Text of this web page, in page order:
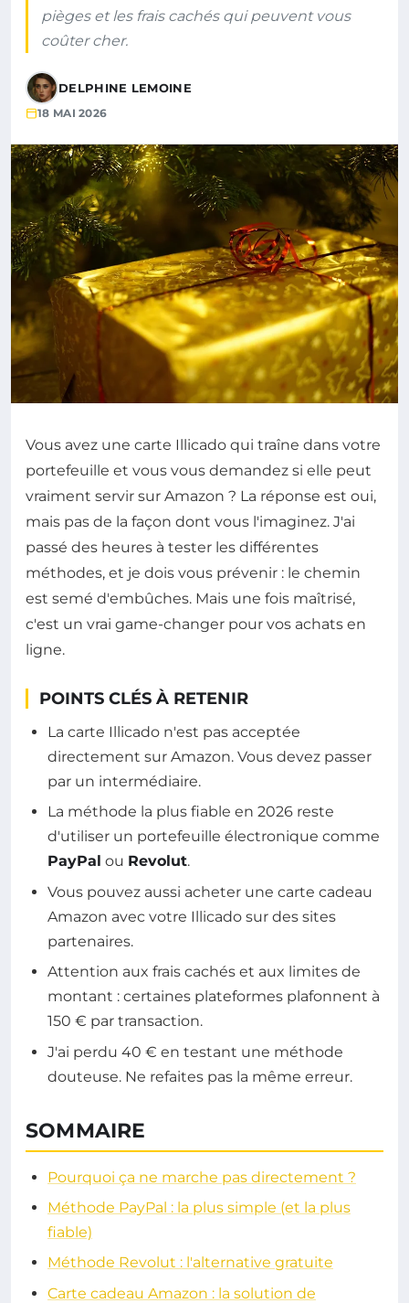
pièges et les frais cachés qui peuvent vous
coûter cher.
DELPHINE LEMOINE
18 MAI 2026
Vous avez une carte Illicado qui traîne dans votre
portefeuille et vous vous demandez si elle peut
vraiment servir sur Amazon ? La réponse est oui,
mais pas de la façon dont vous l'imaginez. J'ai
passé des heures à tester les différentes
méthodes, et je dois vous prévenir : le chemin
est semé d'embûches. Mais une fois maîtrisé,
c'est un vrai game-changer pour vos achats en
ligne.
POINTS CLÉS À RETENIR
La carte Illicado n'est pas acceptée
directement sur Amazon. Vous devez passer
par un intermédiaire.
La méthode la plus fiable en 2026 reste
d'utiliser un portefeuille électronique comme
PayPal ou Revolut.
Vous pouvez aussi acheter une carte cadeau
Amazon avec votre Illicado sur des sites
partenaires.
Attention aux frais cachés et aux limites de
montant : certaines plateformes plafonnent à
150 € par transaction.
J'ai perdu 40 € en testant une méthode
douteuse. Ne refaites pas la même erreur.
SOMMAIRE
Pourquoi ça ne marche pas directement ?
Méthode PayPal : la plus simple (et la plus
fiable)
Méthode Revolut : l'alternative gratuite
Carte cadeau Amazon : la solution de